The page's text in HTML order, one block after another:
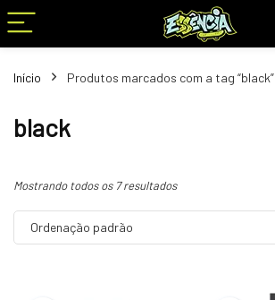
Início Produtos marcados com a tag “black”
black
Mostrando todos os 7 resultados
Ordenação padrão